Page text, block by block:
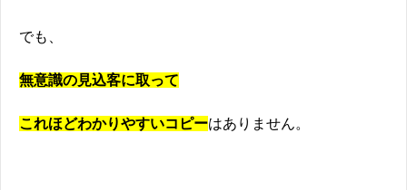
でも、
無意識の見込客に取って
これほどわかりやすいコピーはありません。